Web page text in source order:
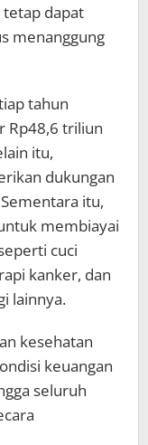
tetap dapat
menanggung
tahun
Rp48,6 triliun
itu,
dukungan
itu,
membiayai
cuci
kanker, dan
lainnya.
kesehatan
keuangan
seluruh